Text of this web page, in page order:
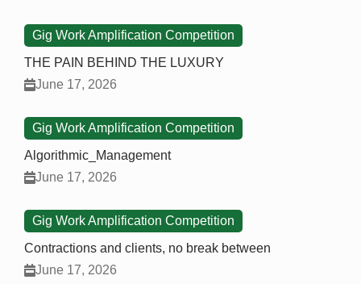
Gig Work Amplification Competition
THE PAIN BEHIND THE LUXURY
June 17, 2026
Gig Work Amplification Competition
Algorithmic_Management
June 17, 2026
Gig Work Amplification Competition
Contractions and clients, no break between
June 17, 2026